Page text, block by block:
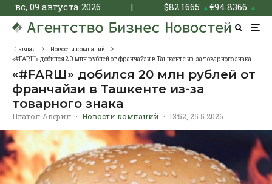
вс, 09 августа 2026 | $82.1665 ▲€94.8366 ▲
Главная
Новости компаний
«#FARШ» добился 20 млн рублей от франчайзи в Ташкенте из-за товарного знака
«#FARШ» добился 20 млн рублей от
франчайзи в Ташкенте из-за
товарного знака
Платон Аверин · Новости компаний · 13:52, 25.5.2026